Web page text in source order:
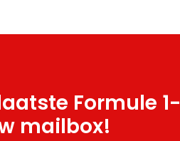
Formule 1-
mailbox!